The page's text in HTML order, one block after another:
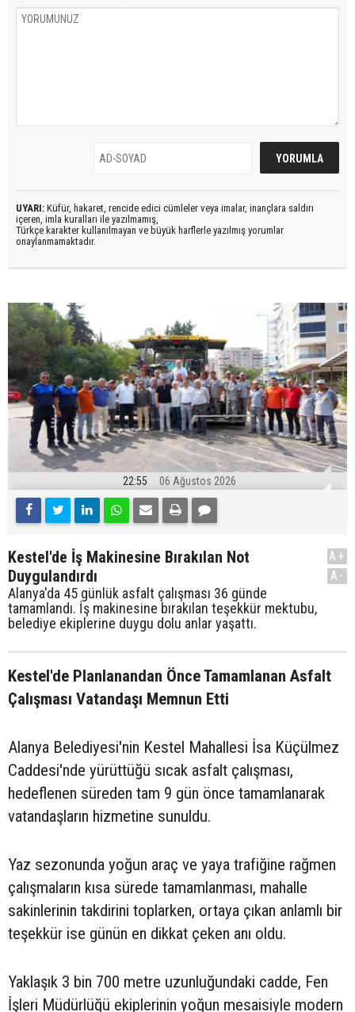
UYARI: Küfür, hakaret, rencide edici cümleler veya imalar, inançlara saldırı
içeren, imla kuralları ile yazılmamış,
Türkçe karakter kullanılmayan ve büyük harflerle yazılmış yorumlar
onaylanmamaktadır.
22:55 06 Ağustos 2026
Kestel'de İş Makinesine Bırakılan Not
Duygulandırdı
Alanya'da 45 günlük asfalt çalışması 36 günde
tamamlandı. İş makinesine bırakılan teşekkür mektubu,
belediye ekiplerine duygu dolu anlar yaşattı.
A+
A-
Kestel'de Planlanandan Önce Tamamlanan Asfalt
Çalışması Vatandaşı Memnun Etti
Alanya Belediyesi'nin Kestel Mahallesi İsa Küçülmez
Caddesi'nde yürüttüğü sıcak asfalt çalışması,
hedeflenen süreden tam 9 gün önce tamamlanarak
vatandaşların hizmetine sunuldu.
Yaz sezonunda yoğun araç ve yaya trafiğine rağmen
çalışmaların kısa sürede tamamlanması, mahalle
sakinlerinin takdirini toplarken, ortaya çıkan anlamlı bir
teşekkür ise günün en dikkat çeken anı oldu.
Yaklaşık 3 bin 700 metre uzunluğundaki cadde, Fen
İşleri Müdürlüğü ekiplerinin yoğun mesaisiyle modern